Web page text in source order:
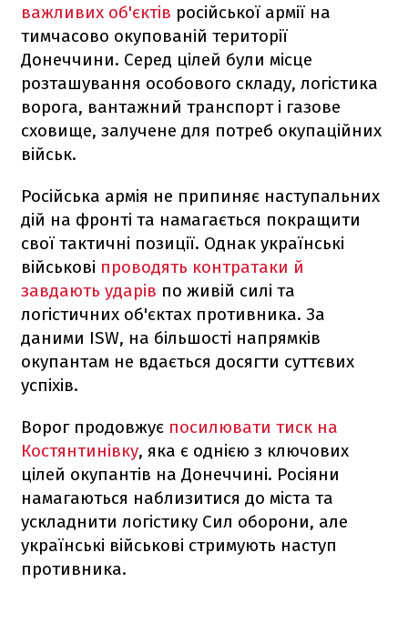
важливих об'єктів російської армії на
тимчасово окупованій території
Донеччини. Серед цілей були місце
розташування особового складу, логістика
ворога, вантажний транспорт і газове
сховище, залучене для потреб окупаційних
військ.
Російська армія не припиняє наступальних
дій на фронті та намагається покращити
свої тактичні позиції. Однак українські
військові проводять контратаки й
завдають ударів по живій силі та
логістичних об'єктах противника. За
даними ISW, на більшості напрямків
окупантам не вдається досягти суттєвих
успіхів.
Ворог продовжує посилювати тиск на
Костянтинівку, яка є однією з ключових
цілей окупантів на Донеччині. Росіяни
намагаються наблизитися до міста та
ускладнити логістику Сил оборони, але
українські військові стримують наступ
противника.